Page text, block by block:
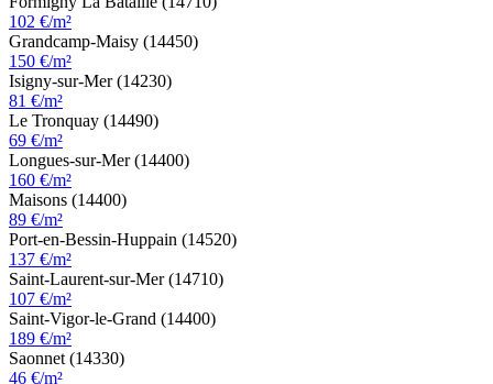
102 €/m²
Grandcamp-Maisy (14450)
150 €/m²
Isigny-sur-Mer (14230)
81 €/m²
Le Tronquay (14490)
69 €/m²
Longues-sur-Mer (14400)
160 €/m²
Maisons (14400)
89 €/m²
Port-en-Bessin-Huppain (14520)
137 €/m²
Saint-Laurent-sur-Mer (14710)
107 €/m²
Saint-Vigor-le-Grand (14400)
189 €/m²
Saonnet (14330)
46 €/m²